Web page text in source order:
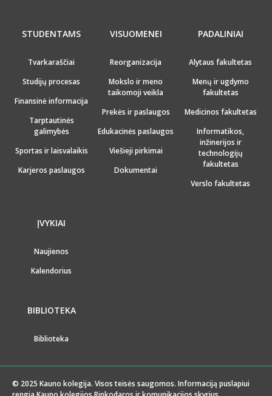
STUDENTAMS
Tvarkaraščiai
Studijų procesas
Finansinė informacija
Tarptautinės
galimybės
Sportas ir laisvalaikis
Karjeros paslaugos
VISUOMENEI
Reorganizacija
Mokslo ir meno
taikomoji veikla
Prekės ir paslaugos
Edukacinės paslaugos
Viešieji pirkimai
Dokumentai
PADALINIAI
Alytaus fakultetas
Menų ir ugdymo
fakultetas
Medicinos fakultetas
Informatikos,
inžinerijos ir
technologijų
fakultetas
Verslo fakultetas
ĮVYKIAI
Naujienos
Kalendorius
BIBLIOTEKA
Biblioteka
© 2025 Kauno kolegija. Visos teisės saugomos. Informaciją puslapiui